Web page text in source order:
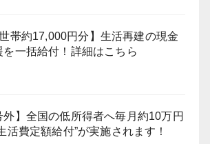
世帯約17,000円分】生活再建の現金
を一括給付！詳細はこちら
外】全国の低所得者へ毎月約10万円
活費定額給付”が実施されます！